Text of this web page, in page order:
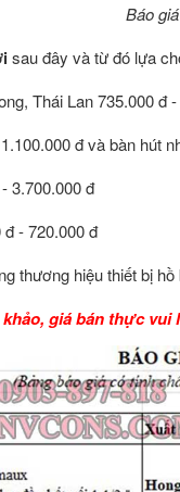
Báo
sau đây và từ đó lựa
Thái Lan 735.000 đ
đ và bàn hút
3.700.000 đ
- 720.000 đ
thương hiệu thiết bị hồ
giá bán thực vui